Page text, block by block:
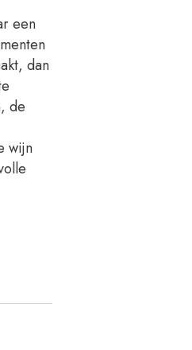
een
dan
de
wijn